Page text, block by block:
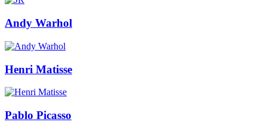
Andy Warhol
Henri Matisse
Pablo Picasso